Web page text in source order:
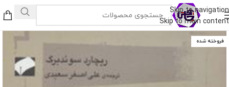
Skip to navigation
Skip to main content
فروخته شده